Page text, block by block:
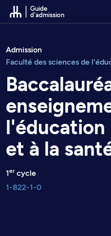
Passer au contenu
Guide
d'admission
Admission
Faculté des sciences de
l'éducation
et à la
1ercycle
1-822-1-0